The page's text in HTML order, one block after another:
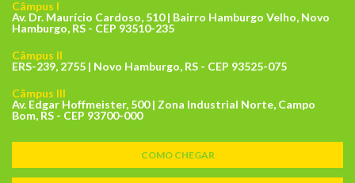
Câmpus I
Av. Dr. Maurício Cardoso, 510 | Bairro Hamburgo Velho, Novo
Hamburgo, RS - CEP 93510-235
Câmpus II
ERS-239, 2755 | Novo Hamburgo, RS - CEP 93525-075
Câmpus III
Av. Edgar Hoffmeister, 500 | Zona Industrial Norte, Campo
Bom, RS - CEP 93700-000
COMO CHEGAR